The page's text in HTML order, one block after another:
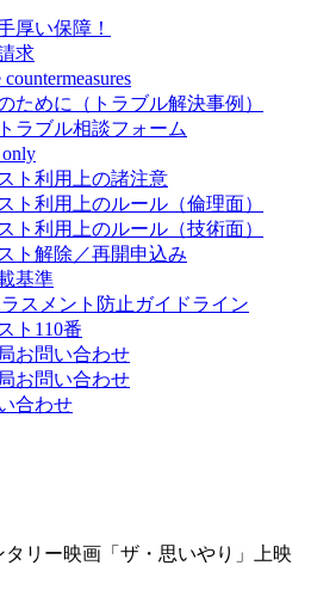
厚い保障！
求
ために（トラブル解決事例）
ラブル相談フォーム
only
ト利用上の諸注意
ト利用上のルール（倫理面）
ト利用上のルール（技術面）
ト解除／再開申込み
基準
スメント防止ガイドライン
ト110番
お問い合わせ
お問い合わせ
合わせ
リー映画「ザ・思いやり」上映